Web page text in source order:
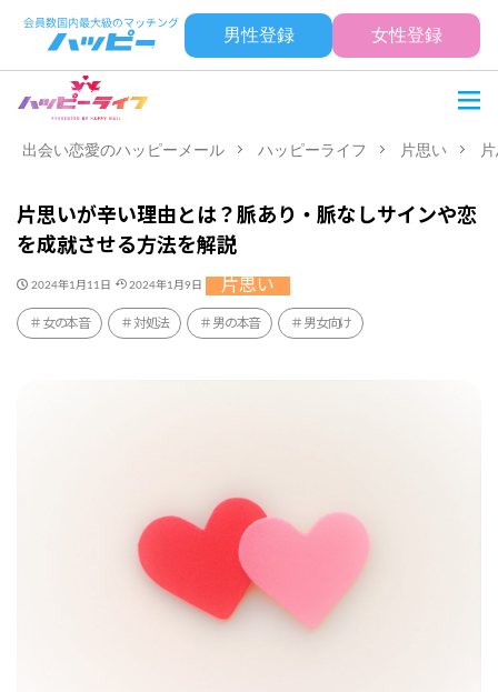
男性登録 女性登録
出会い恋愛のハッピーメール ハッピーライフ 片思い
片思いが辛い理由とは？脈あり・脈なしサインや恋
を成就させる方法を解説
2024年1月11日 2024年1月9日 片思い
女の本音 対処法 男の本音 男女向け